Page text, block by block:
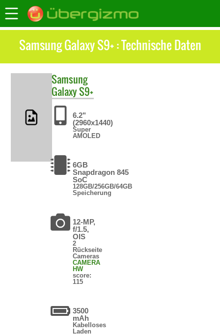
Samsung Galaxy S9+ : Technische Daten
Samsung
Galaxy S9+
6.2"
(2960x1440)
Super
AMOLED
6GB
Snapdragon 845
SoC
128GB/256GB/64GB
Speicherung
12-MP,
f/1.5,
OIS
2
Rückseite
Cameras
CAMERA
HW
score:
115
3500
mAh
Kabelloses
Laden